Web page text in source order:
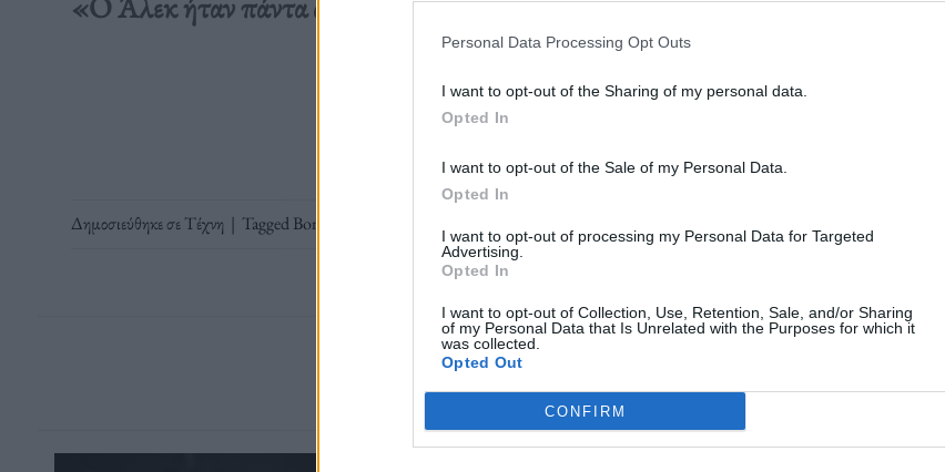
Personal Data Processing Opt Outs
I want to opt-out of the Sharing of my personal data.
Opted In
I want to opt-out of the Sale of my Personal Data.
Opted In
I want to opt-out of processing my Personal Data for Targeted
Advertising.
Opted In
I want to opt-out of Collection, Use, Retention, Sale, and/or Sharing
of my Personal Data that Is Unrelated with the Purposes for which it
was collected.
Opted Out
CONFIRM
Διαβάστε περισσότερα→
Δημοσιεύθηκε σεΤέχνη | TaggedBon Jovi